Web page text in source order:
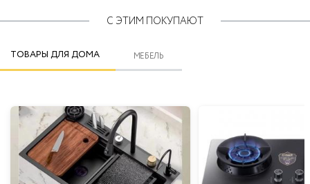
С ЭТИМ ПОКУПАЮТ
ТОВАРЫ ДЛЯ ДОМА МЕБЕЛЬ